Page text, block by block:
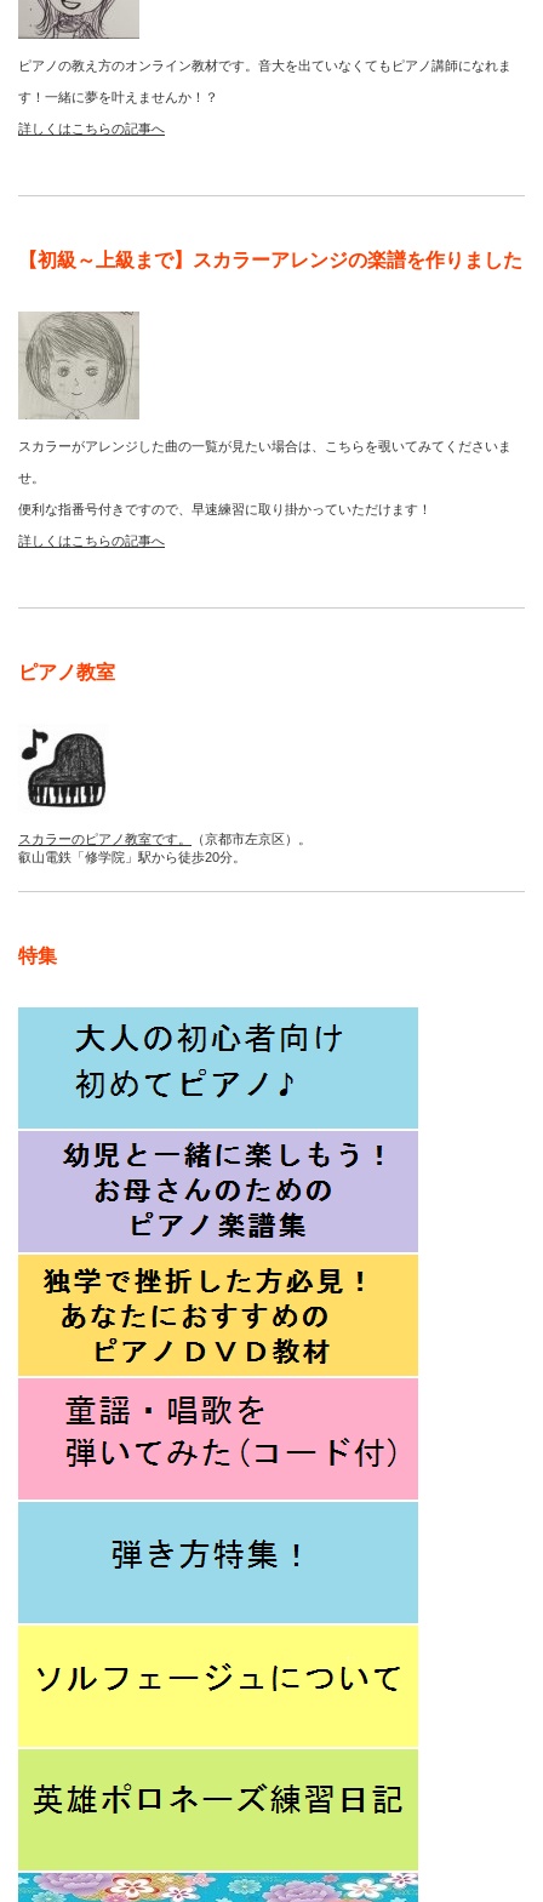
ピアノの教え方のオンライン教材です。音大を出ていなくてもピアノ講師になれま
す！一緒に夢を叶えませんか！？
詳しくはこちらの記事へ
【初級～上級まで】スカラーアレンジの楽譜を作りました
スカラーがアレンジした曲の一覧が見たい場合は、こちらを覗いてみてくださいま
せ。
便利な指番号付きですので、早速練習に取り掛かっていただけます！
詳しくはこちらの記事へ
ピアノ教室
スカラーのピアノ教室です。
（京都市左京区）。
叡山電鉄「修学院」駅から徒歩20分。
特集